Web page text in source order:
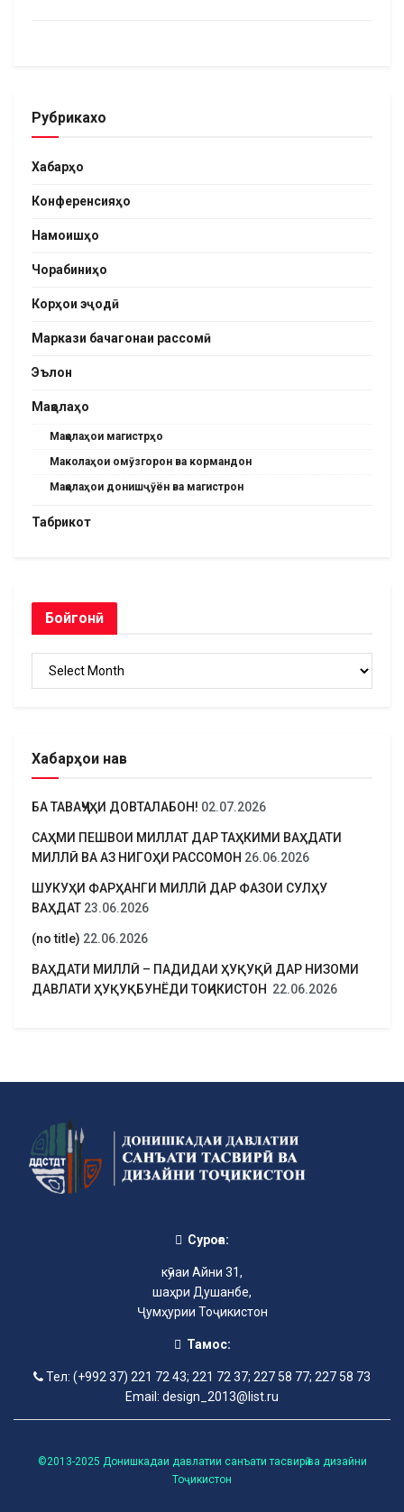
Рубрикахо
Хабарҳо
Конференсияҳо
Намоишҳо
Чорабиниҳо
Корҳои эҷодӣ
Маркази бачагонаи рассомӣ
Эълон
Мақолаҳо
Мақолаҳои магистрҳо
Маколаҳои омӯзгорон ва кормандон
Мақолаҳои донишҷӯён ва магистрон
Табрикот
Бойгонӣ
Бойгонӣ
Хабарҳои нав
БА ТАВАҶҶУҲИ ДОВТАЛАБОН! 02.07.2026
САҲМИ ПЕШВОИ МИЛЛАТ ДАР ТАҲКИМИ ВАҲДАТИ
МИЛЛӢ ВА АЗ НИГОҲИ РАССОМОН 26.06.2026
ШУКУҲИ ФАРҲАНГИ МИЛЛӢ ДАР ФАЗОИ СУЛҲУ
ВАҲДАТ 23.06.2026
(no title) 22.06.2026
ВАҲДАТИ МИЛЛӢ – ПАДИДАИ ҲУҚУҚӢ ДАР НИЗОМИ
ДАВЛАТИ ҲУҚУҚБУНЁДИ ТОҶИКИСТОН 22.06.2026
Суроға:
кӯчаи Айни 31,
шаҳри Душанбе,
Ҷумҳурии Тоҷикистон
Тамос:
Тел: (+992 37) 221 72 43; 221 72 37; 227 58 77; 227 58 73
Email: design_2013@list.ru
©2013-2025 Донишкадаи давлатии санъати тасвирӣ ва дизайни
Тоҷикистон